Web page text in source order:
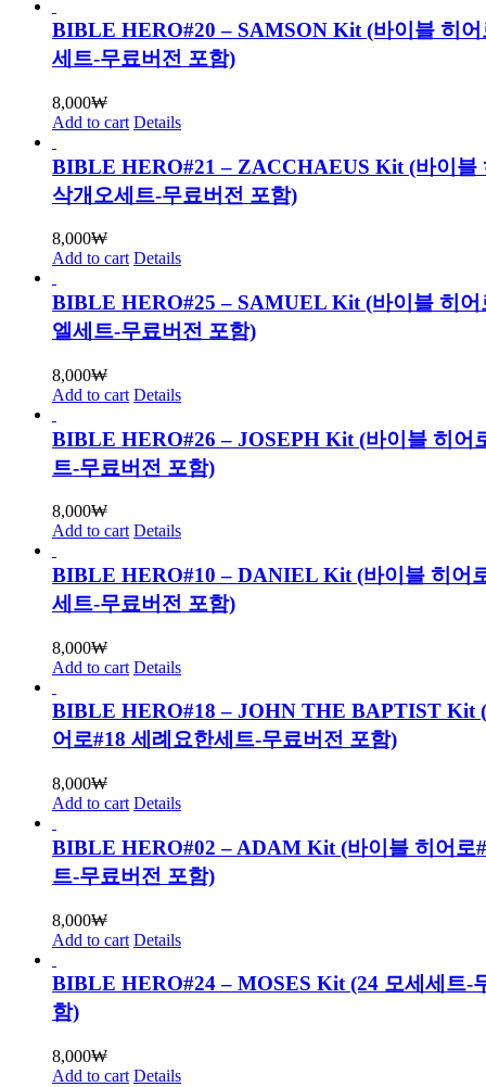
BIBLE HERO#20 – SAMSON Kit (바이블 히어
세트-무료버전 포함)
8,000₩
Add to cart Details
BIBLE HERO#21 – ZACCHAEUS Kit (바이블
삭개오세트-무료버전 포함)
8,000₩
Add to cart Details
BIBLE HERO#25 – SAMUEL Kit (바이블 히어
엘세트-무료버전 포함)
8,000₩
Add to cart Details
BIBLE HERO#26 – JOSEPH Kit (바이블 히어
트-무료버전 포함)
8,000₩
Add to cart Details
BIBLE HERO#10 – DANIEL Kit (바이블 히어
세트-무료버전 포함)
8,000₩
Add to cart Details
BIBLE HERO#18 – JOHN THE BAPTIST Kit
어로#18 세례요한세트-무료버전 포함)
8,000₩
Add to cart Details
BIBLE HERO#02 – ADAM Kit (바이블 히어로
트-무료버전 포함)
8,000₩
Add to cart Details
BIBLE HERO#24 – MOSES Kit (24 모세세트-
함)
8,000₩
Add to cart Details